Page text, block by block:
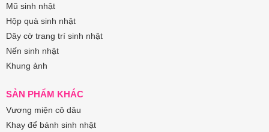
Mũ sinh nhật
Hộp quà sinh nhật
Dây cờ trang trí sinh nhật
Nến sinh nhật
Khung ảnh
SẢN PHẨM KHÁC
Vương miện cô dâu
Khay để bánh sinh nhật